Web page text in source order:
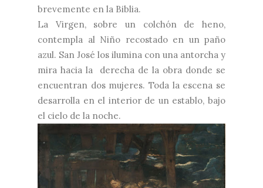
brevemente en la Biblia.
La Virgen, sobre un colchón de heno,
contempla al Niño recostado en un paño
azul. San José los ilumina con una antorcha y
mira hacia la
derecha de la obra donde se
encuentran dos mujeres. Toda la escena se
desarrolla en el interior de un establo, bajo
el cielo de la noche.